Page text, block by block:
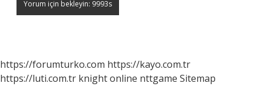
https://forumturko.com https://kayo.com.tr
https://luti.com.tr knight online nttgame Sitemap